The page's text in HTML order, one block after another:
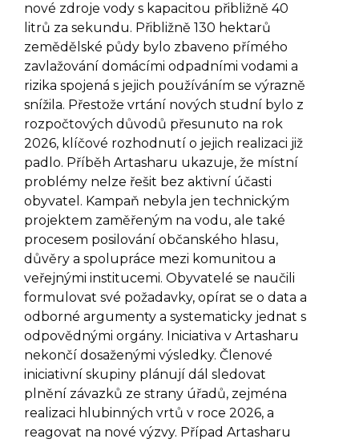
nové zdroje vody s kapacitou přibližně 40
litrů za sekundu. Přibližně 130 hektarů
zemědělské půdy bylo zbaveno přímého
zavlažování domácími odpadními vodami a
rizika spojená s jejich používáním se výrazně
snížila. Přestože vrtání nových studní bylo z
rozpočtových důvodů přesunuto na rok
2026, klíčové rozhodnutí o jejich realizaci již
padlo. Příběh Artasharu ukazuje, že místní
problémy nelze řešit bez aktivní účasti
obyvatel. Kampaň nebyla jen technickým
projektem zaměřeným na vodu, ale také
procesem posilování občanského hlasu,
důvěry a spolupráce mezi komunitou a
veřejnými institucemi. Obyvatelé se naučili
formulovat své požadavky, opírat se o data a
odborné argumenty a systematicky jednat s
odpovědnými orgány. Iniciativa v Artasharu
nekončí dosaženými výsledky. Členové
iniciativní skupiny plánují dál sledovat
plnění závazků ze strany úřadů, zejména
realizaci hlubinných vrtů v roce 2026, a
reagovat na nové výzvy. Případ Artasharu